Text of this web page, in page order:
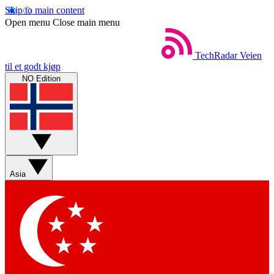
Skip to main content
Open menu Close main menu
TechRadar Veien
til et godt kjøp
NO Edition
Asia